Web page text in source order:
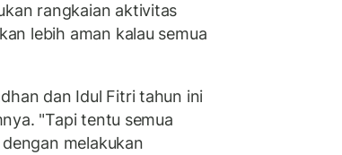
rangkaian aktivitas
lebih aman kalau semua
dan Idul Fitri tahun ini
"Tapi tentu semua
melakukan